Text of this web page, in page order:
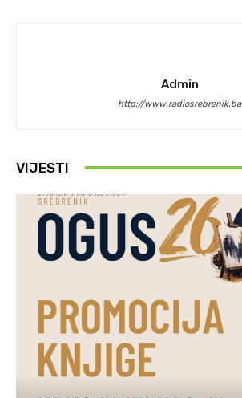
Admin
http://www.radiosrebrenik.ba
VIJESTI